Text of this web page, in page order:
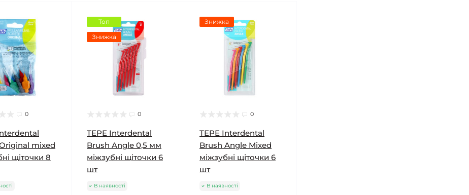
0
mixed
щіточки 8
Топ
Знижка
0
TEPE Interdental
Brush Angle 0,5 мм
міжзубні щіточки 6
шт
В наявності
Знижка
0
TEPE Interdental
Brush Angle Mixed
міжзубні щіточки 6
шт
В наявності